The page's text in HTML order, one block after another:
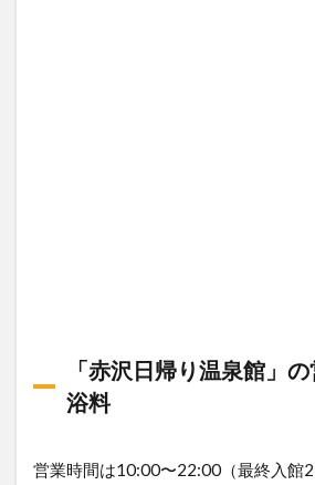
「赤沢日帰り温泉館」
浴料
営業時間は10:00〜22:00（最終入館